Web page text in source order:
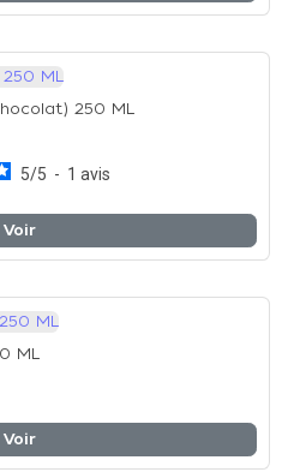
250 ML
5/5 - 1 avis
Voir
ML
Voir